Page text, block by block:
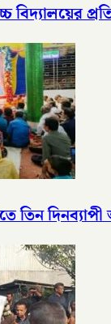
বিদ্যালয়ের
তিন